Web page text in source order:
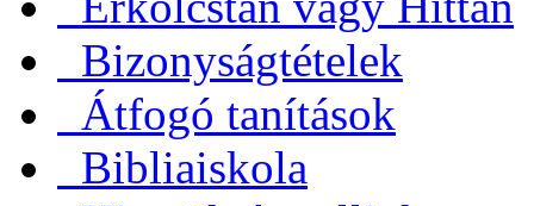
Bizonyságtételek
Átfogó tanítások
Bibliaiskola